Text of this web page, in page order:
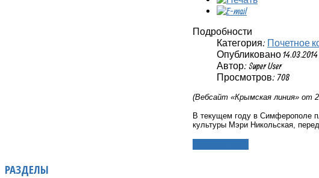
Подробности
Категория: Почетное
Опубликовано 14.03.2014
Автор: Super User
Просмотров: 708
(Вебсайт «Крымская линия» от
В текущем году в Симферополе
культуры Мэри Никольская,
РАЗДЕЛЫ